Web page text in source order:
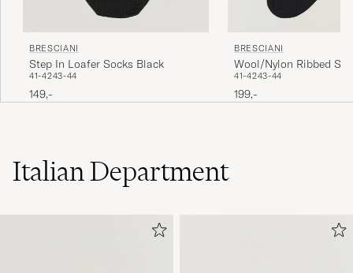
BRESCIANI
Step In Loafer Socks Black
41-4243-44
149,-
BRESCIANI
Wool/Nylon Ribbed
Black
41-4243-44
199,-
Italian Department